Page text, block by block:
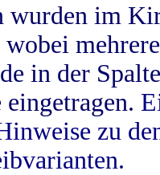
wurden im
in der
eingetragen.
zu